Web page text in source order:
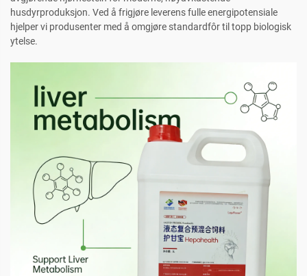
husdyrproduksjon. Ved å frigjøre leverens fulle energipotensiale
hjelper vi produsenter med å omgjøre standardfôr til topp biologisk
ytelse.